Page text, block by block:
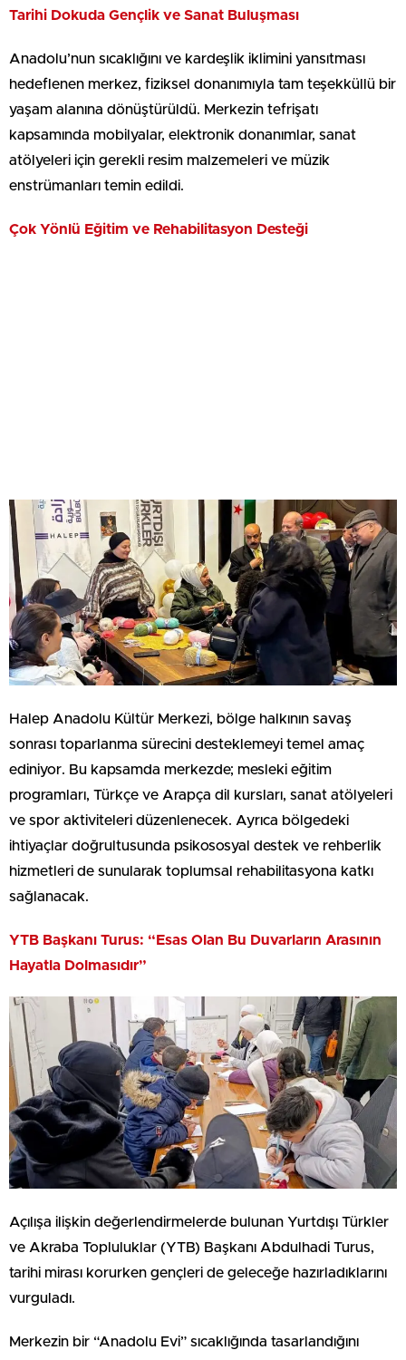
Tarihi Dokuda Gençlik ve Sanat Buluşması
Anadolu’nun sıcaklığını ve kardeşlik iklimini yansıtması
hedeflenen merkez, fiziksel donanımıyla tam teşekküllü bir
yaşam alanına dönüştürüldü. Merkezin tefrişatı
kapsamında mobilyalar, elektronik donanımlar, sanat
atölyeleri için gerekli resim malzemeleri ve müzik
enstrümanları temin edildi.
Çok Yönlü Eğitim ve Rehabilitasyon Desteği
Halep Anadolu Kültür Merkezi, bölge halkının savaş
sonrası toparlanma sürecini desteklemeyi temel amaç
ediniyor. Bu kapsamda merkezde; mesleki eğitim
programları, Türkçe ve Arapça dil kursları, sanat atölyeleri
ve spor aktiviteleri düzenlenecek. Ayrıca bölgedeki
ihtiyaçlar doğrultusunda psikososyal destek ve rehberlik
hizmetleri de sunularak toplumsal rehabilitasyona katkı
sağlanacak.
YTB Başkanı Turus: “Esas Olan Bu Duvarların Arasının
Hayatla Dolmasıdır”
Açılışa ilişkin değerlendirmelerde bulunan Yurtdışı Türkler
ve Akraba Topluluklar (YTB) Başkanı Abdulhadi Turus,
tarihi mirası korurken gençleri de geleceğe hazırladıklarını
vurguladı.
Merkezin bir “Anadolu Evi” sıcaklığında tasarlandığını